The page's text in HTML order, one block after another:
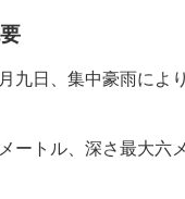
九日、集中豪雨によ
ートル、深さ最大六